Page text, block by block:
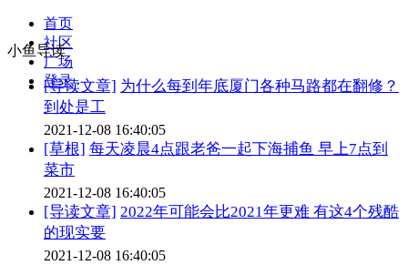
首页
社区
广场
登录
小鱼导读
[导读文章] 为什么每到年底厦门各种马路都在翻修？
到处是工
2021-12-08 16:40:05
[草根] 每天凌晨4点跟老爸一起下海捕鱼 早上7点到
菜市
2021-12-08 16:40:05
[导读文章] 2022年可能会比2021年更难 有这4个残酷
的现实要
2021-12-08 16:40:05